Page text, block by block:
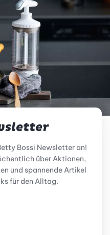
Bossi Newsletter an!
über Aktionen,
und spannende Artikel
für den Alltag.